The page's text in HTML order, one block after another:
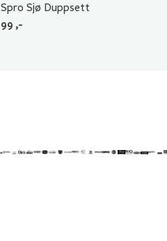
Spro Sjø Duppsett
99 ,-